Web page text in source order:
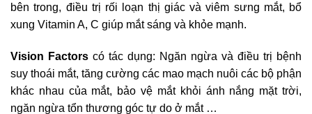
bên trong, điều trị rối loạn thị giác và viêm sưng mắt, bổ
xung Vitamin A, C giúp mắt sáng và khỏe mạnh.
Vision Factors có tác dụng: Ngăn ngừa và điều trị bệnh
suy thoái mắt, tăng cường các mao mạch nuôi các bộ phận
khác nhau của mắt, bảo vệ mắt khỏi ánh nắng mặt trời,
ngăn ngừa tổn thương góc tự do ở mắt …